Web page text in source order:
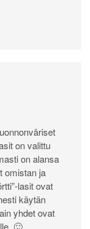
on valittu
on alansa
omistan ja
lasit ovat
käytän
yhdet ovat
🙂